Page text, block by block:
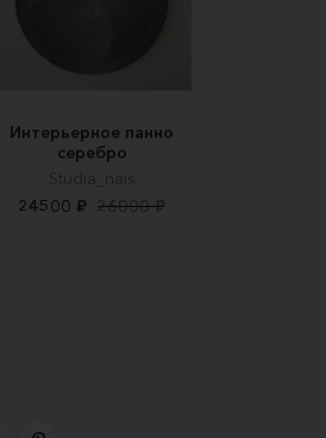
Интерьерное панно
серебро
Studia_nais
24500 ₽ 26000 ₽